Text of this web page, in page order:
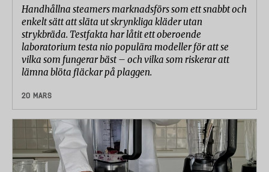
Handhållna steamers marknadsförs som ett snabbt och
enkelt sätt att släta ut skrynkliga kläder utan
strykbräda. Testfakta har låtit ett oberoende
laboratorium testa nio populära modeller för att se
vilka som fungerar bäst – och vilka som riskerar att
lämna blöta fläckar på plaggen.
20 MARS